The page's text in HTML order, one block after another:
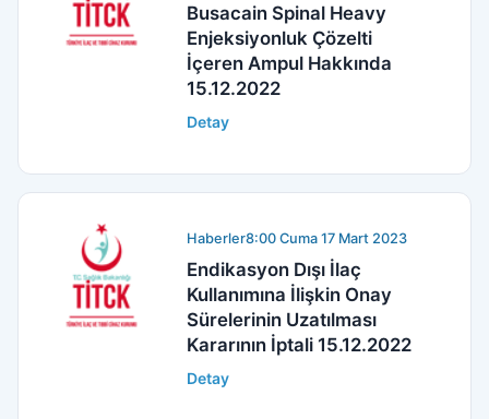
Busacain Spinal Heavy
Enjeksiyonluk Çözelti
İçeren Ampul Hakkında
15.12.2022
Detay
Haberler8:00 Cuma 17 Mart 2023
Endikasyon Dışı İlaç
Kullanımına İlişkin Onay
Sürelerinin Uzatılması
Kararının İptali 15.12.2022
Detay